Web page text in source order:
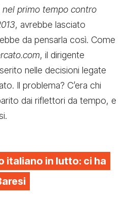
primo tempo contro
, avrebbe lasciato
da pensarla così. Come
, il dirigente
nelle decisioni legate
Il problema? C’era chi
dai riflettori da tempo, e
italiano in lutto: ci ha